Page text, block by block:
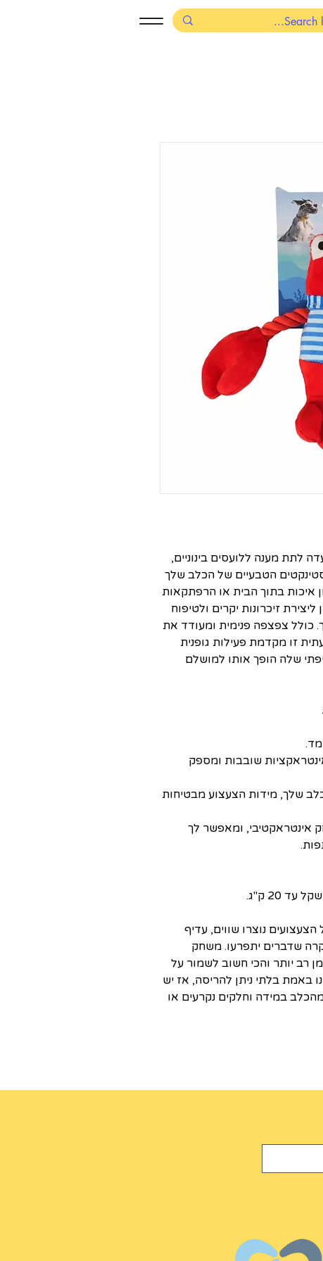
לתת מענה ללועסים בינוניים,
הטבעיים של הכלב שלך
איכות בתוך הבית או הרפתקאות
זיכרונות יקרים ולטיפוח
כולל צפצפה פנימית ומעודד את
זו מקדמת פעילות גופנית
שלה הופך אותו למושלם
שובבות ומספק
שלך, מידות הצעצוע מבטיחות
אינטראקטיבי, ומאפשר לך
20 ק"ג.
נוצרו שווים, עדיף
שדברים יתפרעו. משחק
רב יותר והכי חשוב לשמור על
באמת בלתי ניתן להריסה, אז יש
במידה וחלקים נקרעים או